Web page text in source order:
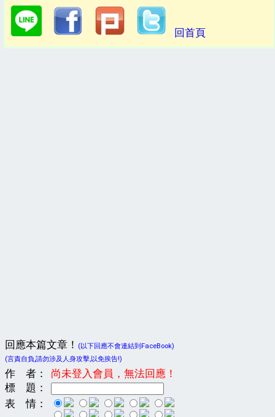
回首頁
回應本篇文章！
(以下回應不會連結到FaceBook)
(言責自負,請勿涉及人身攻擊,以免挨告!)
作 者：
尚未登入會員，無法回應！
標 題：
表 情：